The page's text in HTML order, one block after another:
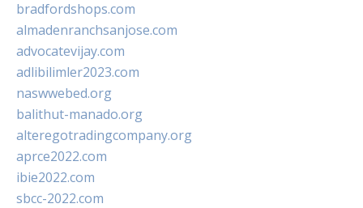
bradfordshops.com
almadenranchsanjose.com
advocatevijay.com
adlibilimler2023.com
naswwebed.org
balithut-manado.org
alteregotradingcompany.org
aprce2022.com
ibie2022.com
sbcc-2022.com